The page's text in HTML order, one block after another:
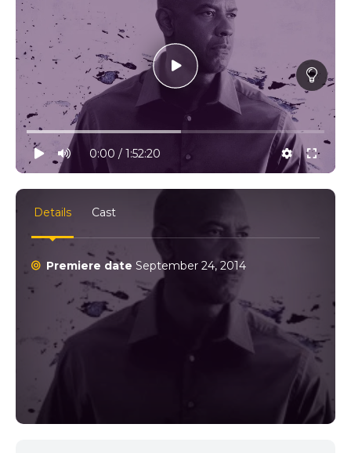
10% progress
play
volume
0:00 / 1:52:20 settings
full
Details Cast
Premiere date September 24, 2014